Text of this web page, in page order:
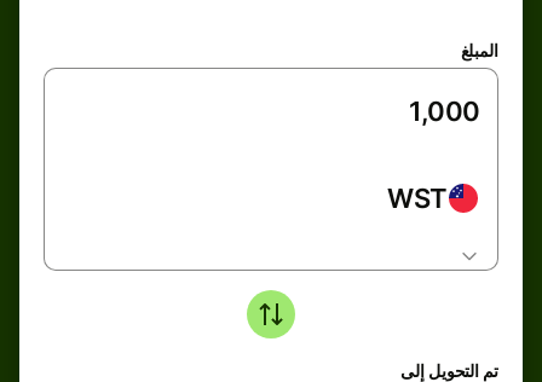
المبلغ
WST
تم التحويل إلى